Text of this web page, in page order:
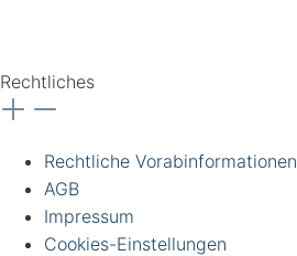
Rechtliches
Rechtliche Vorabinformationen
AGB
Impressum
Cookies-Einstellungen